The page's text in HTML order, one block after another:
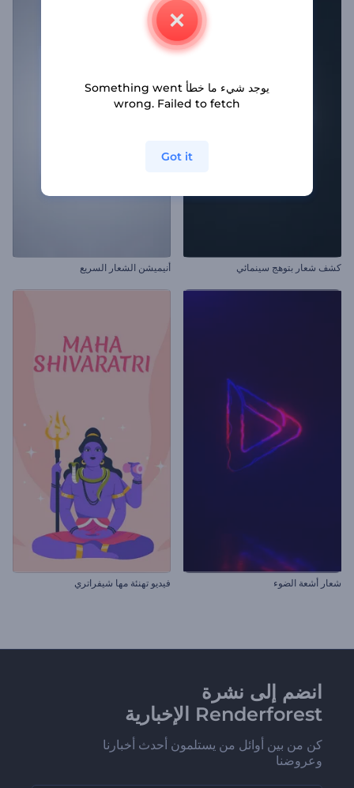
كشف شعار بتوهج سينمائي أنيميشن الشعار السريع
شعار أشعة الضوء فيديو تهنئة مها شيفراتري
انضم إلى نشرة
Renderforest الإخبارية
كن من بين أوائل من يستلمون أحدث أخبارنا
وعروضنا
يوجد شيء ما خطأ Something went
wrong. Failed to fetch
Got it